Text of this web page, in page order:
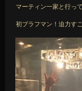
マーティン一家と行っ
初ブラフマン！迫力す